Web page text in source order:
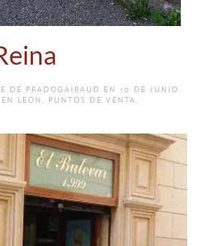
DE PRADOGAIRAUD EN 10 DE JUNIO
LEÓN , PUNTOS DE VENTA .